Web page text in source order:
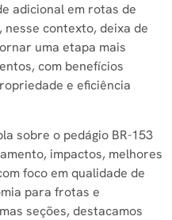
adicional em rotas de
nesse contexto, deixa de
uma etapa mais
com benefícios
e eficiência
sobre o pedágio BR-153
impactos, melhores
foco em qualidade de
para frotas e
seções, destacamos